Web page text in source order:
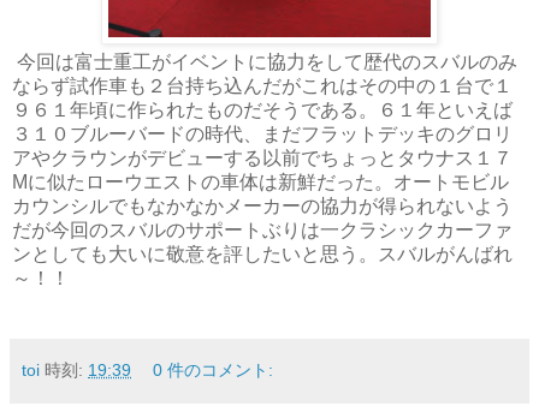
今回は富士重工がイベントに協力をして歴代のスバルのみ
ならず試作車も２台持ち込んだがこれはその中の１台で１
９６１年頃に作られたものだそうである。６１年といえば
３１０ブルーバードの時代、まだフラットデッキのグロリ
アやクラウンがデビューする以前でちょっとタウナス１７
Mに似たローウエストの車体は新鮮だった。オートモビル
カウンシルでもなかなかメーカーの協力が得られないよう
だが今回のスバルのサポートぶりは一クラシックカーファ
ンとしても大いに敬意を評したいと思う。スバルがんばれ
～！！
toi 時刻: 19:39 0 件のコメント: